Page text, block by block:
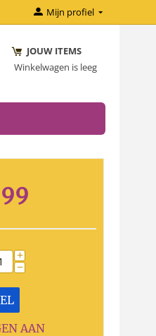
Mijn profiel
JOUW ITEMS
Winkelwagen is leeg
+
−
AAN